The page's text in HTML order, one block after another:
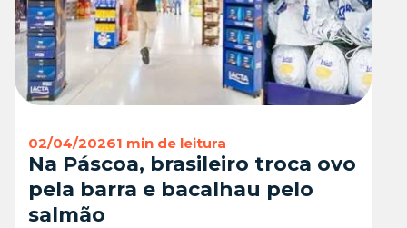
02/04/20261 min de leitura
Na Páscoa, brasileiro troca ovo
pela barra e bacalhau pelo
salmão